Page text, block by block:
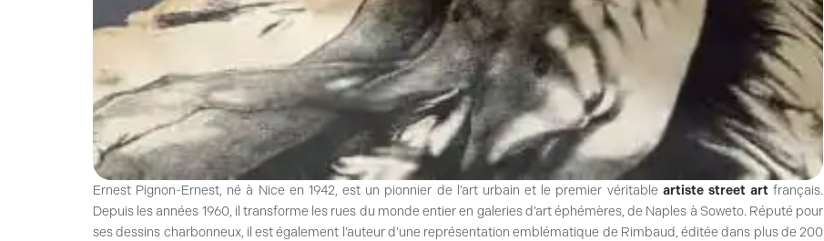
Ernest Pignon-Ernest, né à Nice en 1942, est un pionnier de l’art urbain et le premier véritable artiste street art français.
Depuis les années 1960, il transforme les rues du monde entier en galeries d’art éphémères, de Naples à Soweto. Réputé pour
ses dessins charbonneux, il est également l’auteur d’une représentation emblématique de Rimbaud, éditée dans plus de 200